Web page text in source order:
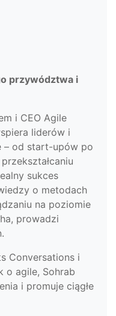
przywództwa i
i CEO Agile
liderów i
– od start-upów po
sukces
o metodach
na poziomie
prowadzi
Conversations i
o agile, Sohrab
i promuje ciągłe